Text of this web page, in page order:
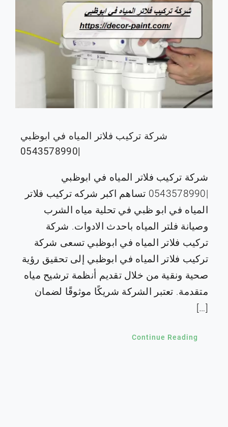
ام القيوين
سياسة الخصوصية
شركة تركيب فلاتر المياه في ابوظبي
|0543578990
شركة تركيب فلاتر المياه في ابوظبي
|0543578990 تساهم اكبر شركه تركيب فلاتر
المياه في ابو ظبي في تحلية مياه الشرب
وصيانة فلتر المياه باحدث الادوات. شركة
تركيب فلاتر المياه في ابوظبي تسعى شركة
تركيب فلاتر المياه في ابوظبي إلى تحقيق رؤية
صحية ونقية من خلال تقديم أنظمة ترشيح مياه
متقدمة. تعتبر الشركة شريكًا موثوقًا لضمان
[…]
Continue Reading